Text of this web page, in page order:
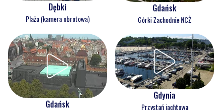
Dębki
Plaża (kamera obrotowa)
Gdańsk
Górki Zachodnie NCŻ
Gdańsk
Gdynia
Przystań jachtowa